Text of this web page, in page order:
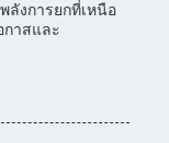
ลังการยกที่เหนือ
กาสและ